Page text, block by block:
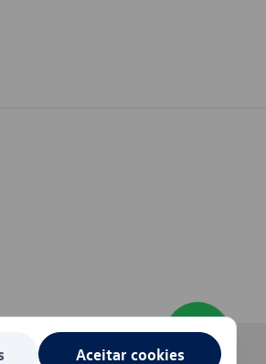
Aceitar cookies